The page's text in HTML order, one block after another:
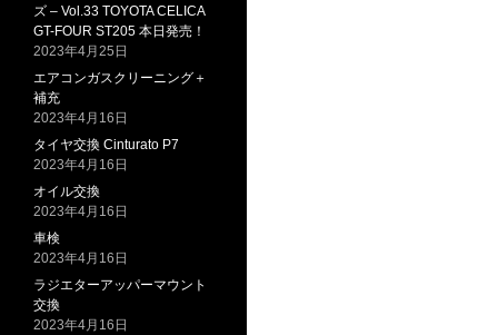
ズ – Vol.33 TOYOTA CELICA
GT-FOUR ST205 本日発売！
2023年4月25日
エアコンガスクリーニング＋
補充
2023年4月16日
タイヤ交換 Cinturato P7
2023年4月16日
オイル交換
2023年4月16日
車検
2023年4月16日
ラジエターアッパーマウント
交換
2023年4月16日